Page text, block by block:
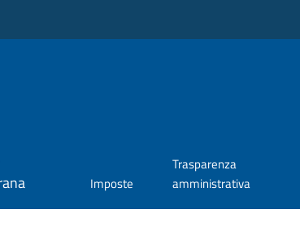
Imposte
Trasparenza
amministrativa